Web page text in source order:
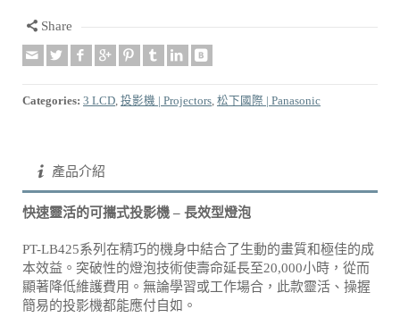
Share
Categories: 3 LCD, 投影機 | Projectors, 松下國際 | Panasonic
產品介紹
快速靈活的可攜式投影機 – 長效型燈泡
PT-LB425系列在精巧的機身中結合了生動的畫質和極佳的成
本效益。突破性的燈泡技術使壽命延長至20,000小時，從而
顯著降低維護費用。無論學習或工作場合，此款靈活、操握
簡易的投影機都能應付自如。